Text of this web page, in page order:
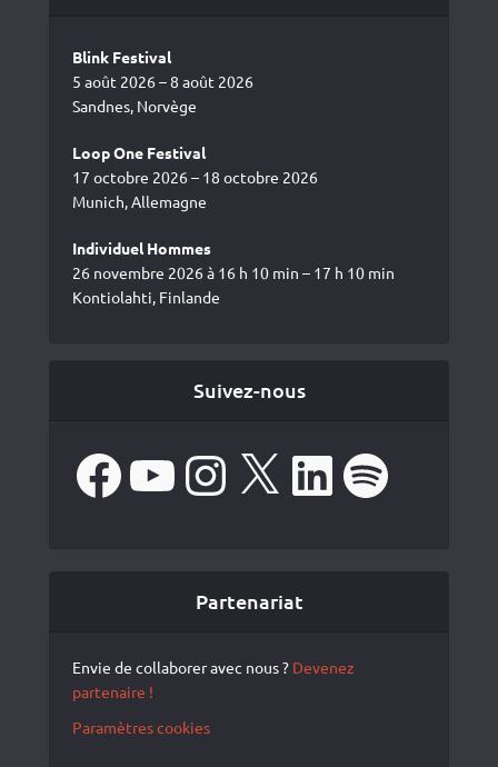
Blink Festival
5 août 2026 – 8 août 2026
Sandnes, Norvège
Loop One Festival
17 octobre 2026 – 18 octobre 2026
Munich, Allemagne
Individuel Hommes
26 novembre 2026 à 16 h 10 min – 17 h 10 min
Kontiolahti, Finlande
Suivez-nous
FacebookYouTube Instagram LinkedIn Spotify
Partenariat
Envie de collaborer avec nous ? Devenez
partenaire !
Paramètres cookies